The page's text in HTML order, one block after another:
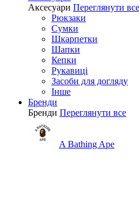
Аксесуари Переглянути все
Рюкзаки
Сумки
Шкарпетки
Шапки
Кепки
Рукавиці
Засоби для догляду
Інше
Бренди
Бренди Переглянути все
A Bathing Ape